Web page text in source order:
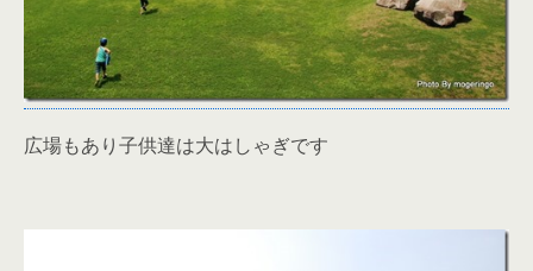
広場もあり子供達は大はしゃぎです